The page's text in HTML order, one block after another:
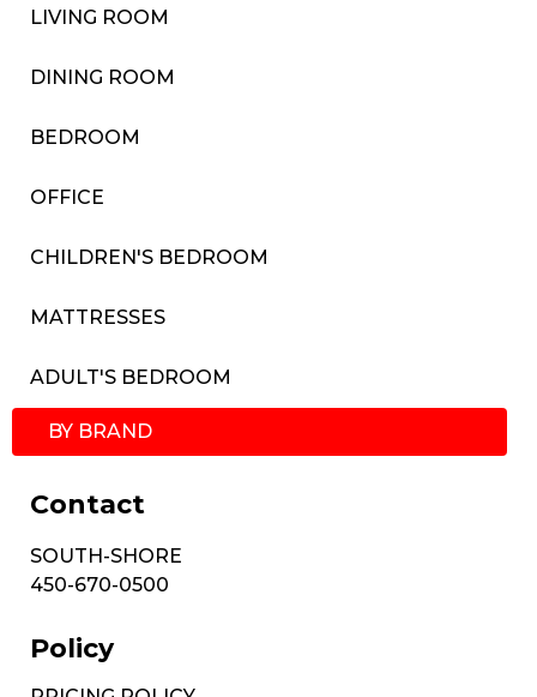
LIVING ROOM
DINING ROOM
BEDROOM
OFFICE
CHILDREN'S BEDROOM
MATTRESSES
ADULT'S BEDROOM
BY BRAND
Contact
SOUTH-SHORE
450-670-0500
Policy